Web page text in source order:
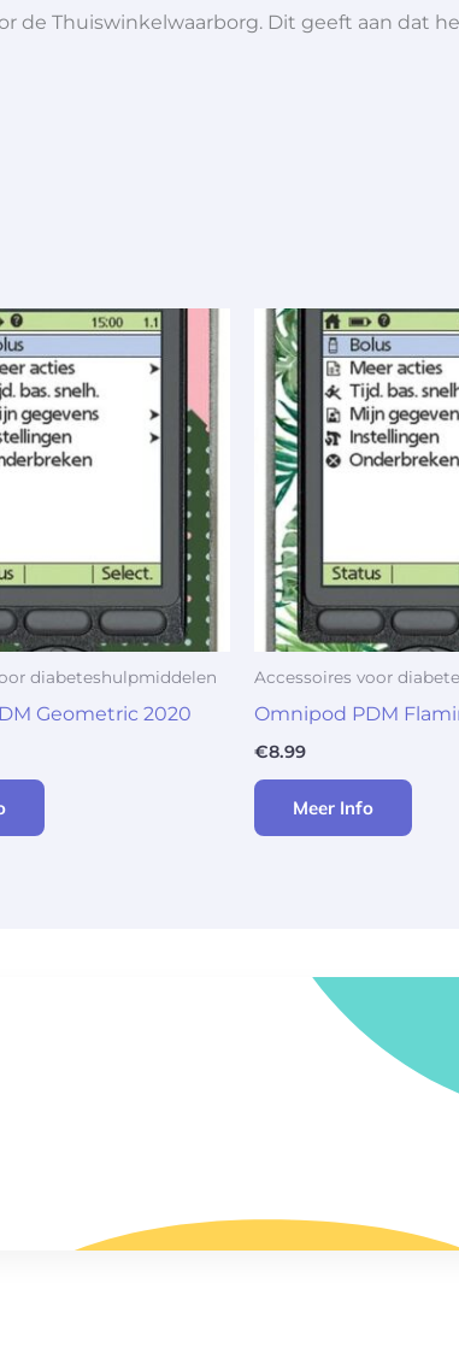
de Thuiswinkelwaarborg. Dit geeft aan dat
diabeteshulpmiddelen
Geometric 2020
Accessoires voor
Omnipod PDM
€8.99
Meer Info